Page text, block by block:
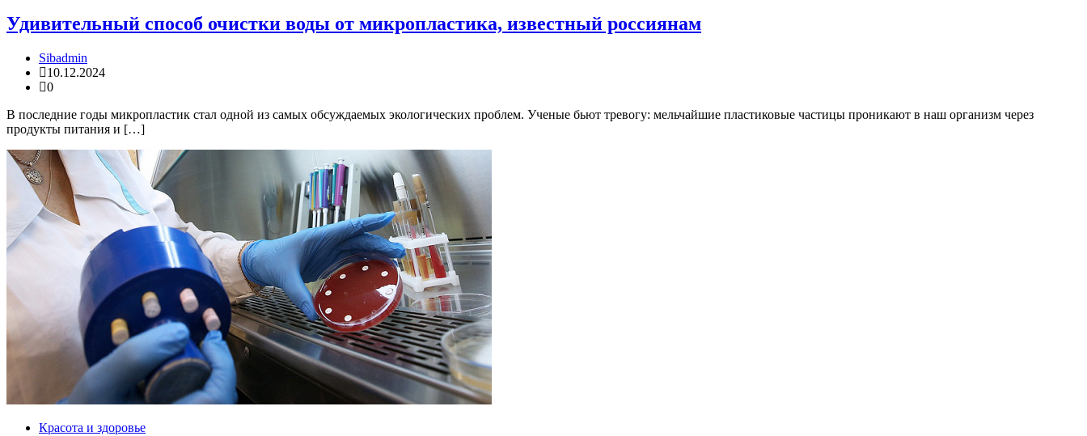
Удивительный способ очистки воды от микропластика, известный россиянам
Sibadmin
10.12.2024
0
В последние годы микропластик стал одной из самых обсуждаемых экологических проблем. Ученые бьют тревогу: мельчайшие пластиковые частицы проникают в наш организм через
продукты питания и […]
Красота и здоровье